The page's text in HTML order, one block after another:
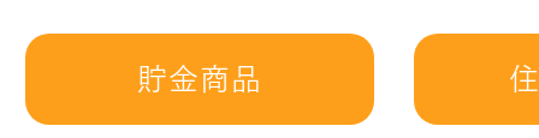
貯金商品